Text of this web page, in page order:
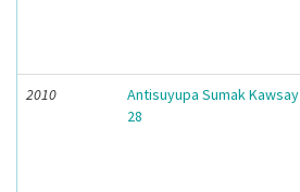
2010
Antisuyupa Sumak Kawsay
28